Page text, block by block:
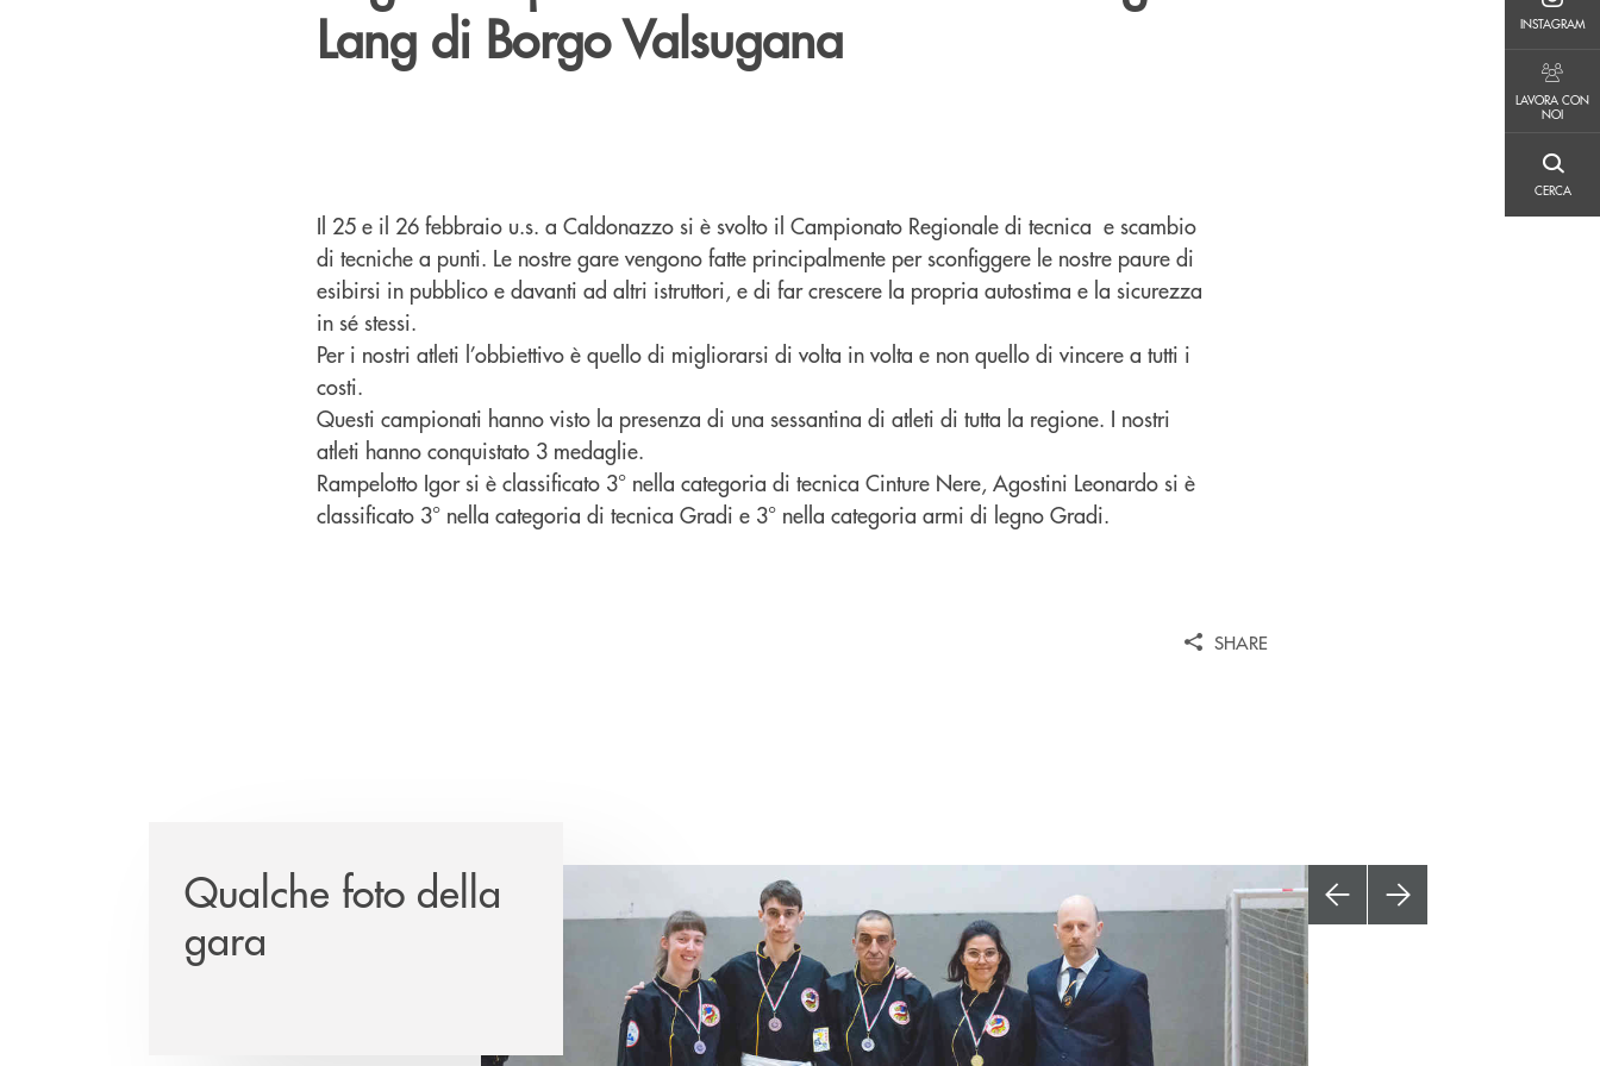
INSTAGRAM
LAVORA CON
NOI
CERCA
Lang di Borgo Valsugana
Il 25 e il 26 febbraio u.s. a Caldonazzo si è svolto il Campionato Regionale di tecnica e scambio
di tecniche a punti. Le nostre gare vengono fatte principalmente per sconfiggere le nostre paure di
esibirsi in pubblico e davanti ad altri istruttori, e di far crescere la propria autostima e la sicurezza
in sé stessi.
Per i nostri atleti l’obbiettivo è quello di migliorarsi di volta in volta e non quello di vincere a tutti i
costi.
Questi campionati hanno visto la presenza di una sessantina di atleti di tutta la regione. I nostri
atleti hanno conquistato 3 medaglie.
Rampelotto Igor si è classificato 3° nella categoria di tecnica Cinture Nere, Agostini Leonardo si è
classificato 3° nella categoria di tecnica Gradi e 3° nella categoria armi di legno Gradi.
SHARE
Qualche foto della
gara